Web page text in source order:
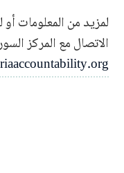
لمزيد من المعلومات
الاتصال مع المركز